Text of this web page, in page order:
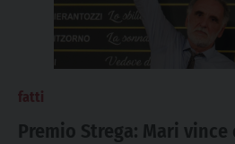
fatti
Premio Strega: Mari